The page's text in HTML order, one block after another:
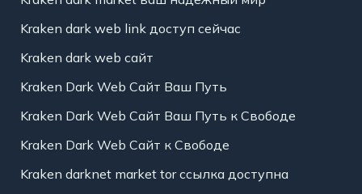
Kraken dark web link доступ сейчас
Kraken dark web сайт
Kraken Dark Web Сайт Ваш Путь
Kraken Dark Web Сайт Ваш Путь к Свободе
Kraken Dark Web Сайт к Свободе
Kraken darknet market tor ссылка доступна